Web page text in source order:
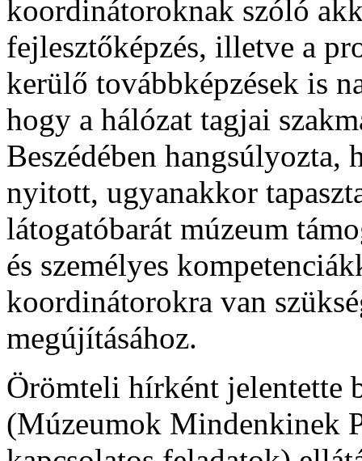
koordinátoroknak szóló
fejlesztőképzés, illetve a
kerülő továbbképzések is
hogy a hálózat tagjai
Beszédében
nyitott, ugyanakkor
látogatóbarát múzeum
és személyes
koordinátorokra van
megújításához.
Örömteli hírként jelentette
(Múzeumok Mindenkinek